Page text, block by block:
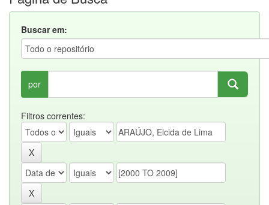
Buscar em:
por
Filtros correntes: